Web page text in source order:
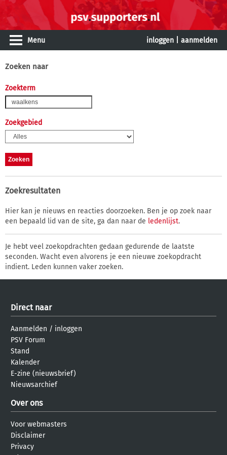
Menu inloggen aanmelden
Zoeken naar
Zoekterm
Zoekgebied
Zoekresultaten
Hier kan je nieuws en reacties doorzoeken. Ben je op zoek naar
een bepaald lid van de site, ga dan naar de ledenlijst.
Je hebt veel zoekopdrachten gedaan gedurende de laatste
seconden. Wacht even alvorens je een nieuwe zoekopdracht
indient. Leden kunnen vaker zoeken.
Direct naar
Aanmelden / inloggen
PSV Forum
Stand
Kalender
E-zine (nieuwsbrief)
Nieuwsarchief
Over ons
Voor webmasters
Disclaimer
Privacy